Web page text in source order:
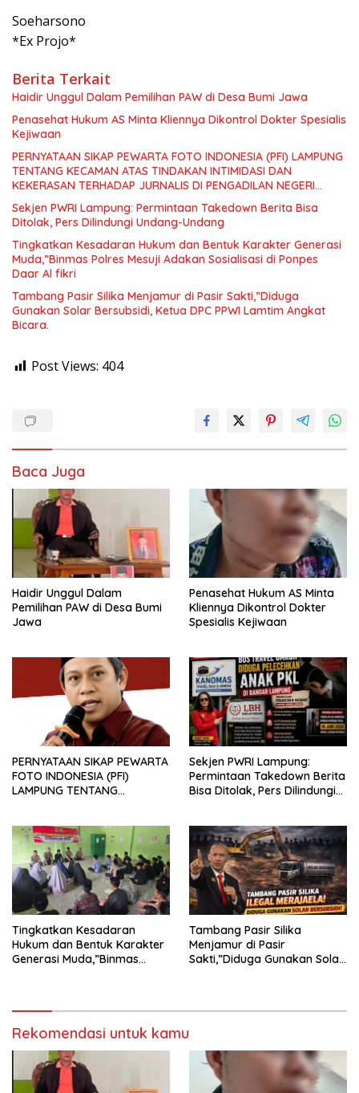
Soeharsono
*Ex Projo*
Berita Terkait
Haidir Unggul Dalam Pemilihan PAW di Desa Bumi Jawa
Penasehat Hukum AS Minta Kliennya Dikontrol Dokter Spesialis
Kejiwaan
PERNYATAAN SIKAP PEWARTA FOTO INDONESIA (PFI) LAMPUNG
TENTANG KECAMAN ATAS TINDAKAN INTIMIDASI DAN
KEKERASAN TERHADAP JURNALIS DI PENGADILAN NEGERI
TANJUNG KARANG.
Sekjen PWRI Lampung: Permintaan Takedown Berita Bisa
Ditolak, Pers Dilindungi Undang-Undang
Tingkatkan Kesadaran Hukum dan Bentuk Karakter Generasi
Muda,”Binmas Polres Mesuji Adakan Sosialisasi di Ponpes
Daar Al fikri
Tambang Pasir Silika Menjamur di Pasir Sakti,”Diduga
Gunakan Solar Bersubsidi, Ketua DPC PPWI Lamtim Angkat
Bicara.
Post Views: 404
Baca Juga
Haidir Unggul Dalam
Pemilihan PAW di Desa Bumi
Jawa
Penasehat Hukum AS Minta
Kliennya Dikontrol Dokter
Spesialis Kejiwaan
PERNYATAAN SIKAP PEWARTA
FOTO INDONESIA (PFI)
LAMPUNG TENTANG
TERHADAP JURNALIS DI
PENGADILAN NEGERI
TANJUNG KARANG.
Sekjen PWRI Lampung:
Permintaan Takedown Berita
Bisa Ditolak, Pers Dilindungi
Tingkatkan Kesadaran
Hukum dan Bentuk Karakter
Generasi Muda,”Binmas
Tambang Pasir Silika
Menjamur di Pasir
Sakti,”Diduga Gunakan Solar
Rekomendasi untuk kamu